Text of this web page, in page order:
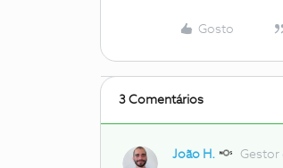
Gosto
3 Comentários
João H. Gestor